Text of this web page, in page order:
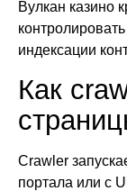
Вулкан казино
индексации
Как
Crawler
портала или с